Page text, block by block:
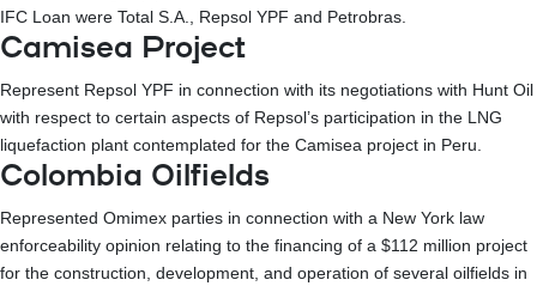
IFC Loan were Total S.A., Repsol YPF and Petrobras.
Camisea Project
Represent Repsol YPF in connection with its negotiations with Hunt Oil
with respect to certain aspects of Repsol’s participation in the LNG
liquefaction plant contemplated for the Camisea project in Peru.
Colombia Oilfields
Represented Omimex parties in connection with a New York law
enforceability opinion relating to the financing of a $112 million project
for the construction, development, and operation of several oilfields in